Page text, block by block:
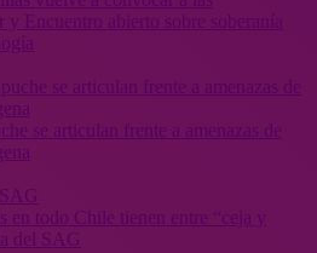
se articulan frente a amenazas de
del SAG